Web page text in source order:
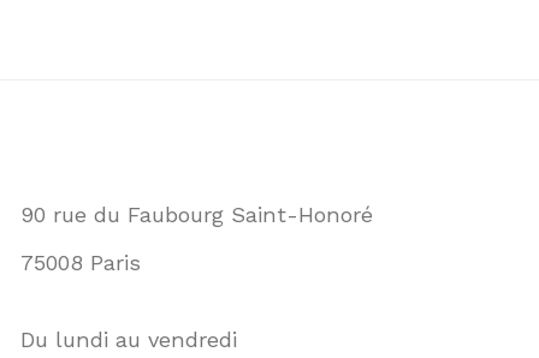
90 rue du Faubourg Saint-Honoré
75008 Paris
Du lundi au vendredi